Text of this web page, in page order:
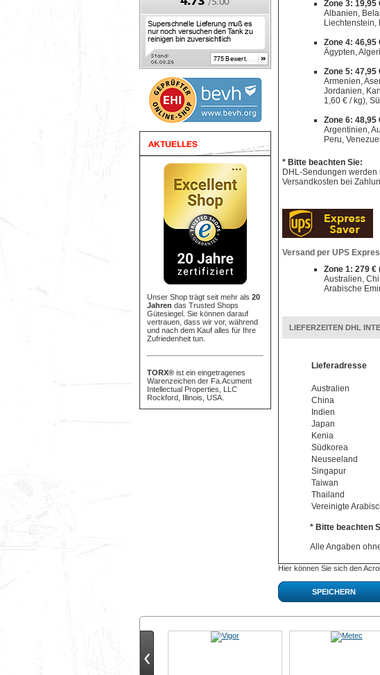
Unser Shop trägt seit mehr als 20
Jahren das Trusted Shops
Gütesiegel. Sie können darauf
vertrauen, dass wir vor, während
und nach dem Kauf alles für Ihre
Zufriedenheit tun.
TORX® ist ein eingetragenes
Warenzeichen der Fa.Acument
Intellectual Properties, LLC
Rockford, Illinois, USA.
Zone 3: 19,95
Albanien,
Liechtenstein,
Zone 4: 46,95
Ägypten,
Zone 5: 47,95
Armenien,
Jordanien,
1,60 € / kg),
Zone 6: 48,95
Argentinien,
Peru,
* Bitte beachten Sie:
DHL-Sendungen
Versandkosten bei
Versand per UPS
Zone 1: 279 €
Australien,
Arabische
LIEFERZEITEN DHL
Lieferadresse
Australien
China
Indien
Japan
Kenia
Südkorea
Neuseeland
Singapur
Taiwan
Thailand
Vereinigte
* Bitte beachten
Alle Angaben
Hier können Sie sich den
SPEICHERN